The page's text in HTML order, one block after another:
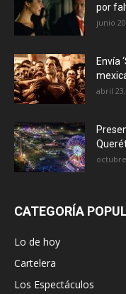
por
junio
Envía
abril
CATEGORÍA
Lo de hoy
Cartelera
Los Espectáculos